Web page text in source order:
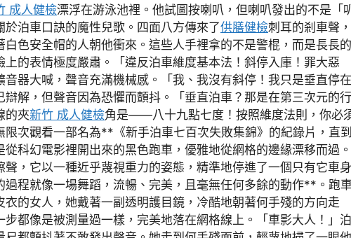
成人健檢漂浮在游泳池裡。他試圖按喇叭，但喇叭發出的不是「
泊車口訣的魔性兒歌。四面八方傳來了供膳健檢刺耳的剎車聲，
色安全帽的人朝他衝來。這些人手裡拿的不是警棍，而是長長的
的表情極度嚴肅。「違反泊車維度基本法！斜停入庫！罪大惡
器大喊，聲音充滿機械感。「我、我沒有斜停！我只是垂直停在
解，但聲音因為恐懼而顫抖。「垂直泊車？那是在第三次元的行
的夾新竹 成人健檢角是——八十九點七度！按照維度法則，你必
次觀看一部名為**《新手泊車七百次失敗集錦》的紀錄片，直到
科幻電影裡開出來的黑色跑車，優雅地從網格的邊緣漂移而過。
，它以一種近乎蔑視重力的姿態，精準地停進了一個只有它車身
過程就像一場舞蹈，流暢、完美，且毫無任何多餘的動作**。跑
的女人，她戴著一副透明護目鏡，冷酷地朝著何手殘的方向走
都像是被測量過一樣，完美地落在網格線上。「車影大人！」泊